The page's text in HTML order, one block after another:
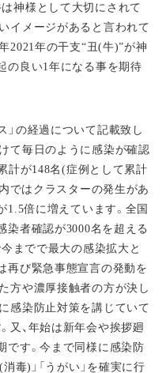
神様として大切にされて
イメージがあると言われて
2021年の干支“丑(牛)”が神
の良い1年になる事を期待
の経過について記載致し
て毎日のように感染が確認
計が148名(症例として累計
ではクラスターの発生があ
1.5倍に増えています。全国
染者確認が3000名を超える
までで最大の感染拡大と
再び緊急事態宣言の発動を
方や濃厚接触者の方が決し
感染防止対策を講じていて
又、年始は新年会や挨拶廻
です。今まで同様に感染防
毒)」「うがい」を確実に行